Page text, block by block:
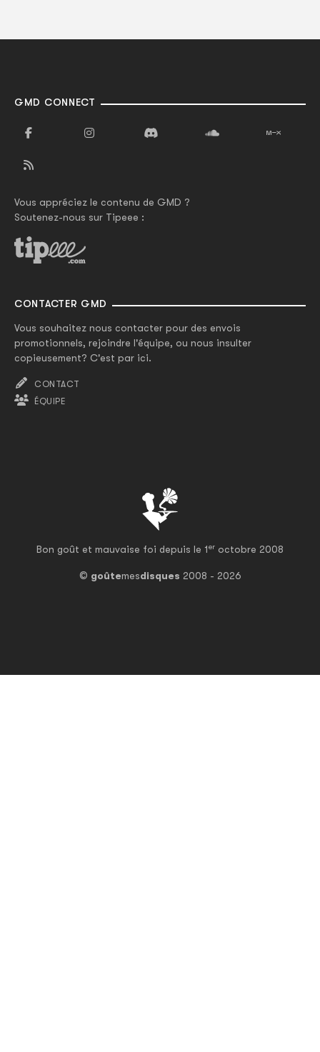
Bon goût et mauvaise foi depuis le 1er octobre 2008
© goûtemesdisques 2008 - 2026
GMD CONNECT
Vous appréciez le contenu de GMD ?
Soutenez-nous sur Tipeee :
CONTACTER GMD
Vous souhaitez nous contacter pour des envois
promotionnels, rejoindre l'équipe, ou nous insulter
copieusement? C'est par ici.
CONTACT
ÉQUIPE